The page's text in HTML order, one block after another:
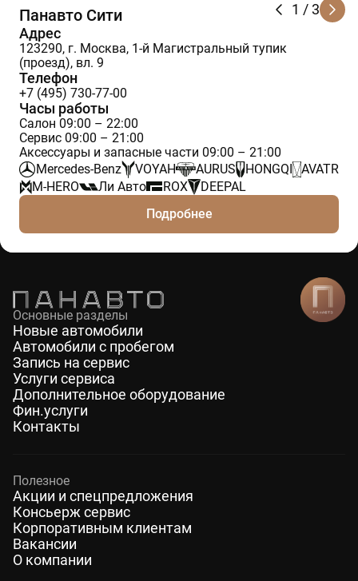
1 / 3
Панавто Сити
Адрес
123290, г. Москва, 1-й Магистральный тупик
(проезд), вл. 9
Телефон
+7 (495) 730-77-00
Часы работы
Салон 09:00 – 22:00
Сервис 09:00 – 21:00
Аксессуары и запасные части 09:00 – 21:00
Mercedes-Benz
VOYAH AURUS HONGQI
AVATR
M-HERO
Ли Авто ROX
DEEPAL
Подробнее
Основные разделы
Новые автомобили
Автомобили с пробегом
Запись на сервис
Услуги сервиса
Дополнительное оборудование
Фин.услуги
Контакты
Полезное
Акции и спецпредложения
Консьерж сервис
Корпоративным клиентам
Вакансии
О компании